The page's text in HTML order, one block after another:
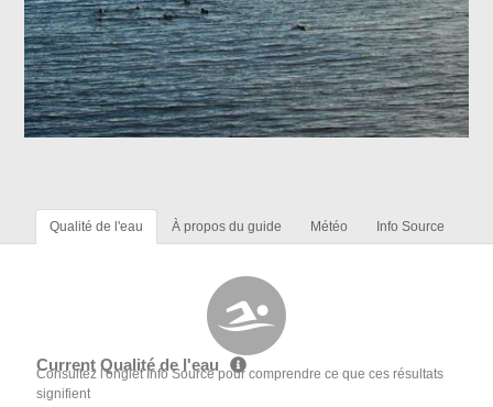
Qualité de l'eau À propos du guide Météo Info Source
Current Qualité de l'eau
Consultez l'onglet Info Source pour comprendre ce que ces résultats
signifient